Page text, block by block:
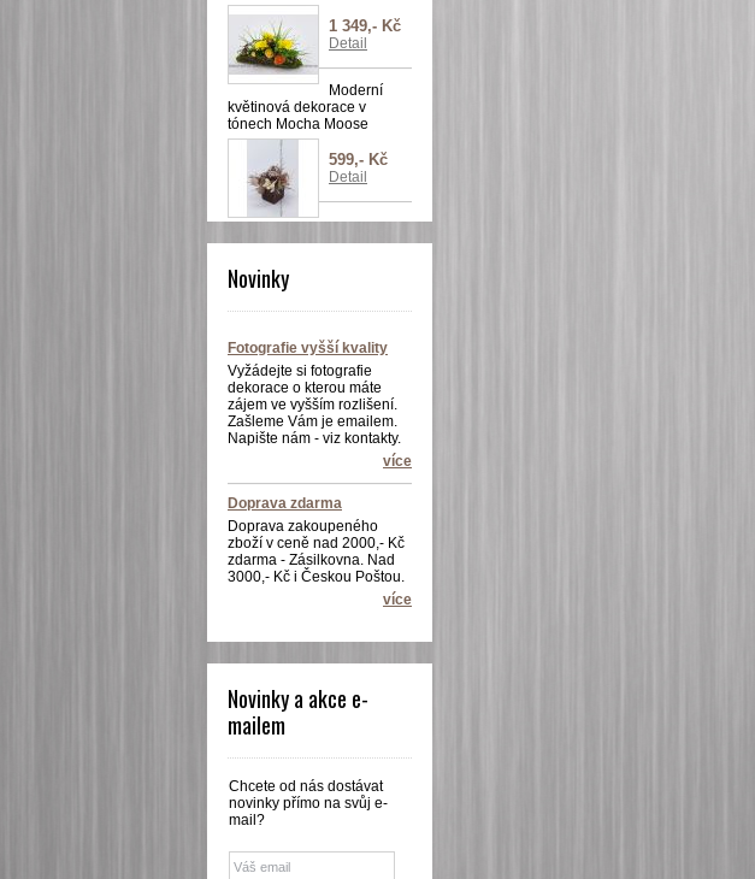
1 349,- Kč
Detail
Moderní
květinová dekorace v
tónech Mocha Moose
599,- Kč
Detail
Novinky
Fotografie vyšší kvality
Vyžádejte si fotografie
dekorace o kterou máte
zájem ve vyšším rozlišení.
Zašleme Vám je emailem.
Napište nám - viz kontakty.
více
Doprava zdarma
Doprava zakoupeného
zboží v ceně nad 2000,- Kč
zdarma - Zásilkovna. Nad
3000,- Kč i Českou Poštou.
více
Novinky a akce e-
mailem
Chcete od nás dostávat
novinky přímo na svůj e-
mail?